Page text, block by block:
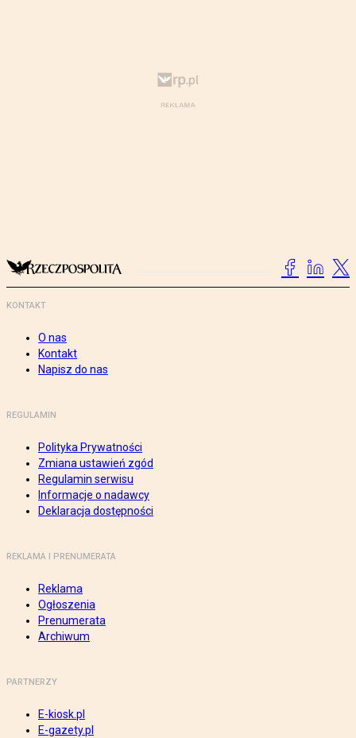
KONTAKT
O nas
Kontakt
Napisz do nas
REGULAMIN
Polityka Prywatności
Zmiana ustawień zgód
Regulamin serwisu
Informacje o nadawcy
Deklaracja dostępności
REKLAMA I PRENUMERATA
Reklama
Ogłoszenia
Prenumerata
Archiwum
PARTNERZY
E-kiosk.pl
E-gazety.pl